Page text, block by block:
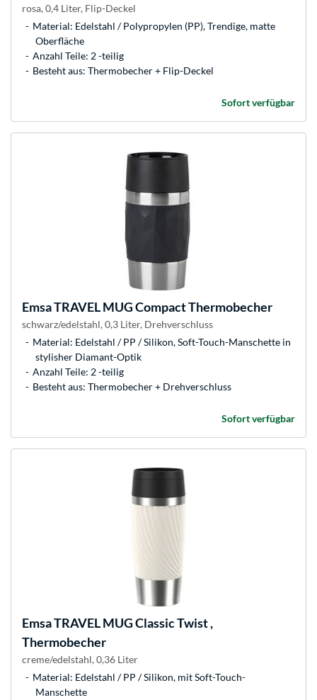
rosa, 0,4 Liter, Flip-Deckel
Material: Edelstahl / Polypropylen (PP), Trendige, matte
Oberfläche
Anzahl Teile: 2 -teilig
Besteht aus: Thermobecher + Flip-Deckel
Sofort verfügbar
EmsaTRAVEL MUG Compact Thermobecher
schwarz/edelstahl, 0,3 Liter, Drehverschluss
Material: Edelstahl / PP / Silikon, Soft-Touch-Manschette in
stylisher Diamant-Optik
Anzahl Teile: 2 -teilig
Besteht aus: Thermobecher + Drehverschluss
Sofort verfügbar
EmsaTRAVEL MUG Classic Twist ,
Thermobecher
creme/edelstahl, 0,36 Liter
Material: Edelstahl / PP / Silikon, mit Soft-Touch-
Manschette